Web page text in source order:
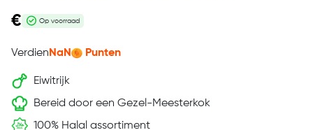
€
Op voorraad
Verdien NaN Punten
Eiwitrijk
Bereid door een Gezel-Meesterkok
100% Halal assortiment